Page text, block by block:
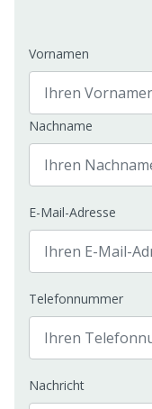
Vornamen
Nachname
E-Mail-Adresse
Telefonnummer
Nachricht